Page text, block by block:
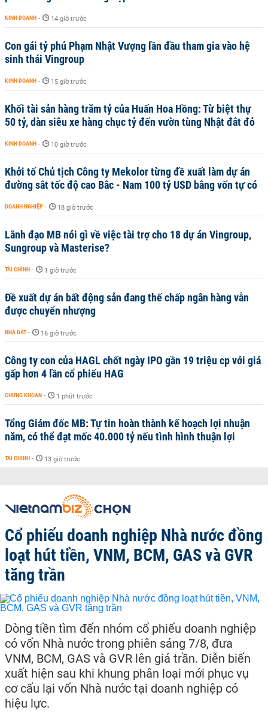
KINH DOANH - 14 giờ trước
Con gái tỷ phú Phạm Nhật Vượng lần đầu tham gia vào hệ
sinh thái Vingroup
KINH DOANH - 15 giờ trước
Khối tài sản hàng trăm tỷ của Huấn Hoa Hồng: Từ biệt thự
50 tỷ, dàn siêu xe hàng chục tỷ đến vườn tùng Nhật đắt đỏ
KINH DOANH - 10 giờ trước
Khởi tố Chủ tịch Công ty Mekolor từng đề xuất làm dự án
đường sắt tốc độ cao Bắc - Nam 100 tỷ USD bằng vốn tự có
DOANH NGHIỆP - 18 giờ trước
Lãnh đạo MB nói gì về việc tài trợ cho 18 dự án Vingroup,
Sungroup và Masterise?
TÀI CHÍNH - 1 giờ trước
Đề xuất dự án bất động sản đang thế chấp ngân hàng vẫn
được chuyển nhượng
NHÀ ĐẤT - 16 giờ trước
Công ty con của HAGL chốt ngày IPO gần 19 triệu cp với giá
gấp hơn 4 lần cổ phiếu HAG
CHỨNG KHOÁN - 1 phút trước
Tổng Giám đốc MB: Tự tin hoàn thành kế hoạch lợi nhuận
năm, có thể đạt mốc 40.000 tỷ nếu tình hình thuận lợi
TÀI CHÍNH - 13 giờ trước
Cổ phiếu doanh nghiệp Nhà nước đồng
loạt hút tiền, VNM, BCM, GAS và GVR
tăng trần
Dòng tiền tìm đến nhóm cổ phiếu doanh nghiệp
có vốn Nhà nước trong phiên sáng 7/8, đưa
VNM, BCM, GAS và GVR lên giá trần. Diễn biến
xuất hiện sau khi khung phân loại mới phục vụ
cơ cấu lại vốn Nhà nước tại doanh nghiệp có
hiệu lực.